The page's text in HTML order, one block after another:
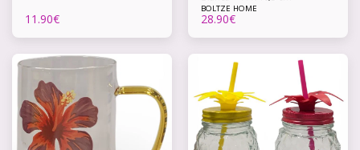
11.90€
BOLTZE HOME
28.90€